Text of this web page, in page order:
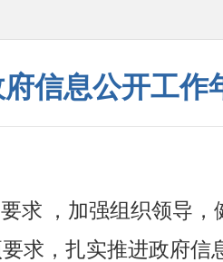
信息公开工作
要求
，加强组织领导
求，扎实推进政府信